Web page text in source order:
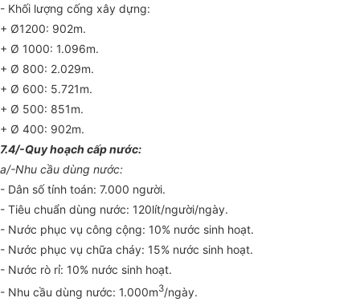
- Khối lượng cống xây dựng:
+ Ø1200: 902m.
+ Ø 1000: 1.096m.
+ Ø 800: 2.029m.
+ Ø 600: 5.721m.
+ Ø 500: 851m.
+ Ø 400: 902m.
7.4/-Quy hoạch cấp nước:
a/-Nhu cầu dùng nước:
- Dân số tính toán: 7.000 người.
- Tiêu chuẩn dùng nước: 120lít/người/ngày.
- Nước phục vụ công cộng: 10% nước sinh hoạt.
- Nước phục vụ chữa cháy: 15% nước sinh hoạt.
- Nước rò rỉ: 10% nước sinh hoạt.
- Nhu cầu dùng nước: 1.000m3/ngày.